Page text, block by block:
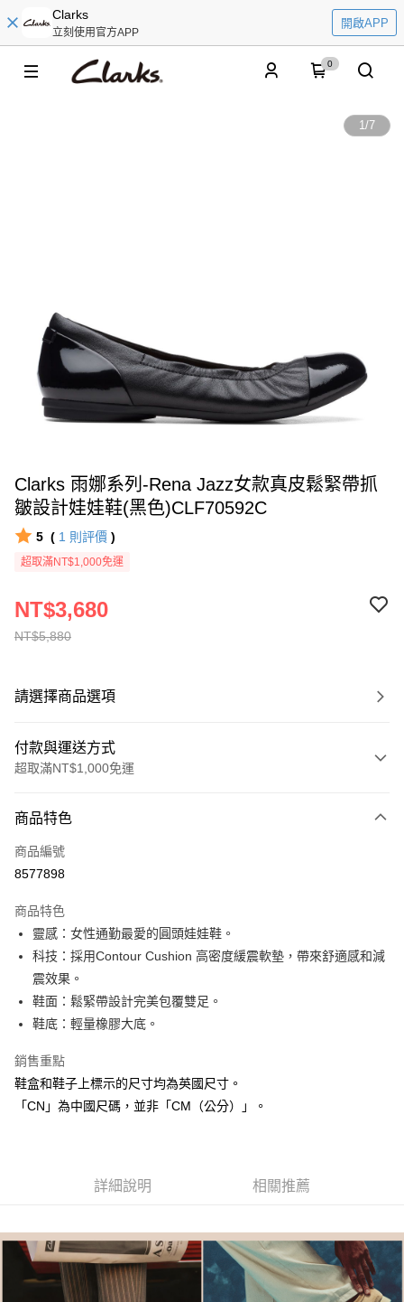
Clarks
立刻使用官方APP
開啟APP
0
1/7
Clarks 雨娜系列-Rena Jazz女款真皮鬆緊帶抓
皺設計娃娃鞋(黑色)CLF70592C
5 ( 1 則評價 )
超取滿NT$1,000免運
NT$5,880
NT$3,680
請選擇商品選項
付款與運送方式
超取滿NT$1,000免運
信用卡一次付款
信用卡分期付款
合作金庫商業銀行
華南商業銀行
彰化商業銀行
上海商業儲蓄銀行
台北富邦商業銀行
國泰世華商業銀行
臺灣中小企業銀行
匯豐（台灣）商業銀行
聯邦商業銀行
元大商業銀行
台新國際商業銀行
中國信託商業銀行
台灣樂天信用卡公司
LINE Pay
街口支付
AFTEE先享後付
相關說明
便利好安心！
１．簡單：不需註冊會員、不需綁卡、不需儲值。
２．便利：只要手機號碼，簡訊認證，即可結帳。
３．安心：先確認商品／服務後，再付款。
結帳頁面，進行簡訊認證並確認金額後，即可完成結帳。
ATM／網路銀行／等多元方式進行付款，方視為交易完成。
※ 請注意：結帳手續完成當下不需立刻繳費，但若您需要取消訂單，請聯絡
購買商品的店家。未經商家同意取消之訂單仍視為有效，需透過AFTEE先享
後付繳納相關費用。
※ 交易是否成功請以「AFTEE先享後付 」之結帳頁面顯示為準，若有關於
運送方式
付款後萊爾富取貨
付款後7-11取貨
每筆NT$80，滿NT$1,000(含以上)免運費
商品特色
商品編號
8577898
商品特色
靈感：女性通勤最愛的圓頭娃娃鞋。
科技：採用Contour Cushion 高密度緩震軟墊，帶來舒適感和減
震效果。
鞋面：鬆緊帶設計完美包覆雙足。
鞋底：輕量橡膠大底。
銷售重點
鞋盒和鞋子上標示的尺寸均為英國尺寸。
「CN」為中國尺碼，並非「CM（公分）」。
詳細說明 相關推薦